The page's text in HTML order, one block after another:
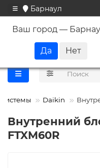
Барнаул
Ваш город —
системы Daikin
Внутренний
FTXM60R